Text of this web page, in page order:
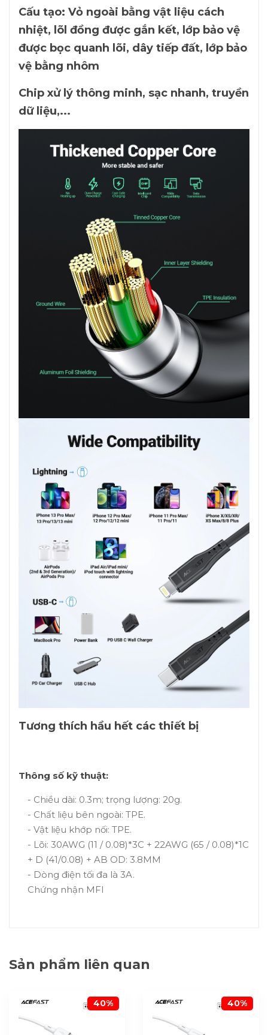
Cấu tạo: Vỏ ngoài bằng vật liệu cách
nhiệt, lõl đồng được gắn kết, lớp bảo vệ
được bọc quanh lõi, dây tiếp đất, lớp bảo
vệ bằng nhôm
Chip xử lý thông minh, sạc nhanh, truyền
dữ liệu,...
Tương thích hầu hết các thiết bị
Thông số kỹ thuật:
- Chiều dài: 0.3m; trọng lượng: 20g.
- Chất liệu bên ngoài: TPE.
- Vật liệu khớp nối: TPE.
- Lõi: 30AWG (11 / 0.08)*3C + 22AWG (65 / 0.08)*1C
+ D (41/0.08) + AB OD: 3.8MM
- Dòng điện tối đa là 3A.
Chứng nhận MFI
Sản phẩm liên quan
40% 40%